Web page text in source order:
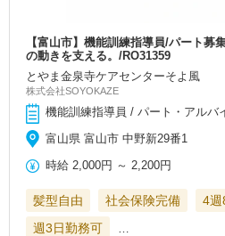
【富山市】機能訓練指導員/パート募
の動きを支える。/RO31359
とやま金泉寺ケアセンターそよ風
株式会社SOYOKAZE
機能訓練指導員 / パート・アルバ
富山県 富山市 中野新29番1
時給 2,000円 ～ 2,200円
髪型自由 社会保険完備 4週
週3日勤務可